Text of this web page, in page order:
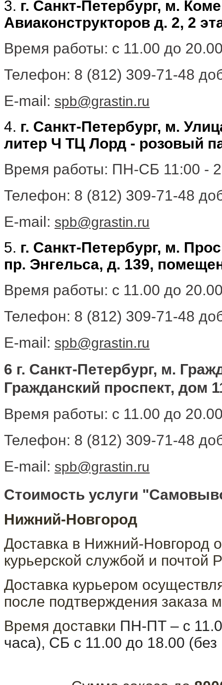
3. г. Санкт-Петербург, м.
Авиаконструкторов д. 2, 2
Время работы: с 11.00 до
Телефон: 8 (812) 309-71-48
E-mail: spb@grastin.ru
4. г. Санкт-Петербург, м.
литер Ч ТЦ Лорд - розовый
Время работы: ПН-СБ 11:00 -
Телефон: 8 (812) 309-71-48
E-mail: spb@grastin.ru
5. г. Санкт-Петербург, м.
пр. Энгельса, д. 139,
Время работы: с 11.00 до
Телефон: 8 (812) 309-71-48
E-mail: spb@grastin.ru
6 г. Санкт-Петербург, м.
Гражданский проспект, дом
Время работы: с 11.00 до
Телефон: 8 (812) 309-71-48
E-mail: spb@grastin.ru
​Стоимость услуги
Нижний-Новгород
Доставка в Нижний-Новгород
курьерской службой и почтой
Доставка курьером
после подтверждения заказа
Время доставки ПН-ПТ – с
часа), СБ с 11.00 до 18.00